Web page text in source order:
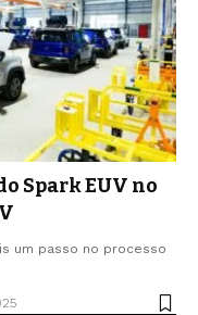
Spark EUV no
um passo no processo